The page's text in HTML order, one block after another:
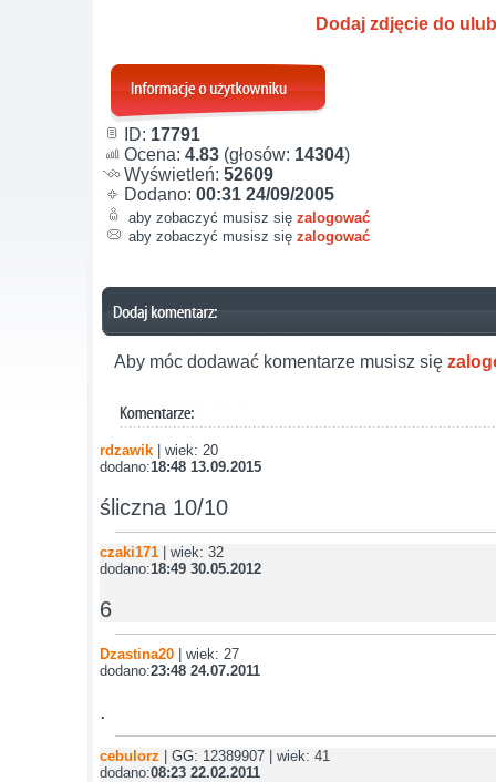
Dodaj zdjęcie do
ID: 17791
Ocena: 4.83 (głosów: 14304)
Wyświetleń: 52609
Dodano: 00:31 24/09/2005
aby zobaczyć musisz się zalogować
aby zobaczyć musisz się zalogować
Aby móc dodawać komentarze musisz się
rdzawik | wiek: 20
dodano:18:48 13.09.2015
śliczna 10/10
czaki171 | wiek: 32
dodano:18:49 30.05.2012
6
Dzastina20 | wiek: 27
dodano:23:48 24.07.2011
.
cebulorz | GG: 12389907 | wiek: 41
dodano:08:23 22.02.2011